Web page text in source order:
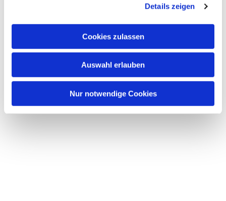
Details zeigen
Cookies zulassen
Auswahl erlauben
Nur notwendige Cookies